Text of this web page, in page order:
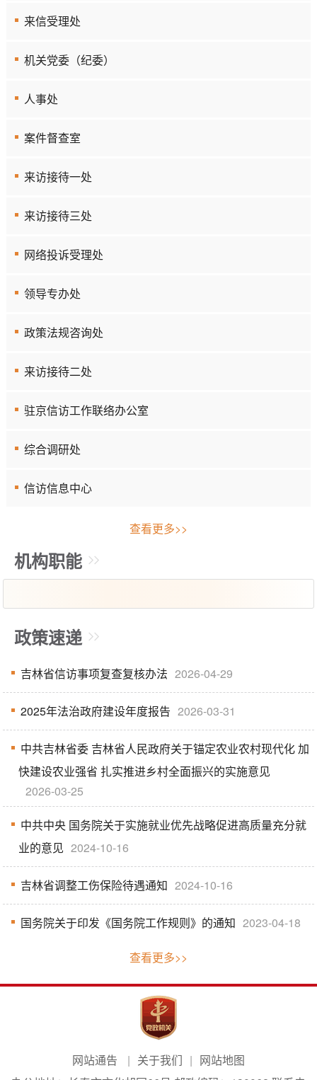
来信受理处
机关党委（纪委）
人事处
案件督查室
来访接待一处
来访接待三处
网络投诉受理处
领导专办处
政策法规咨询处
来访接待二处
驻京信访工作联络办公室
综合调研处
信访信息中心
查看更多>>
机构职能
政策速递
吉林省信访事项复查复核办法 2026-04-29
2025年法治政府建设年度报告 2026-03-31
中共吉林省委 吉林省人民政府关于锚定农业农村现代化 加
快建设农业强省 扎实推进乡村全面振兴的实施意见
2026-03-25
中共中央 国务院关于实施就业优先战略促进高质量充分就
业的意见 2024-10-16
吉林省调整工伤保险待遇通知 2024-10-16
国务院关于印发《国务院工作规则》的通知 2023-04-18
查看更多>>
网站通告 关于我们
网站地图